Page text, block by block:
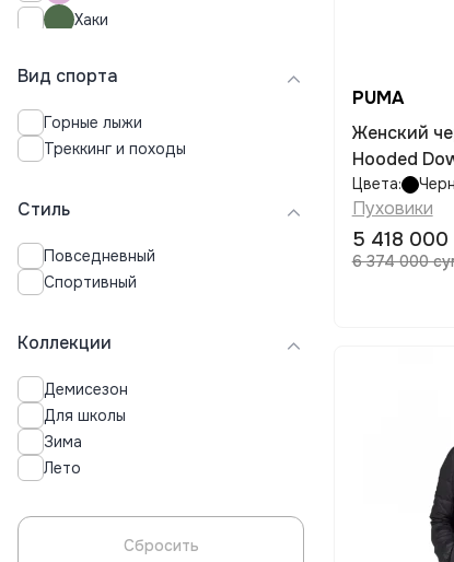
Хаки
Бирюзовый
Вид спорта
Горные лыжи
Треккинг и походы
Стиль
Повседневный
Спортивный
Коллекции
Демисезон
Для школы
Зима
Лето
Сбросить
PUMA
Женский
Hooded
Цвета:
Пуховики
5 418 000
6 374 000